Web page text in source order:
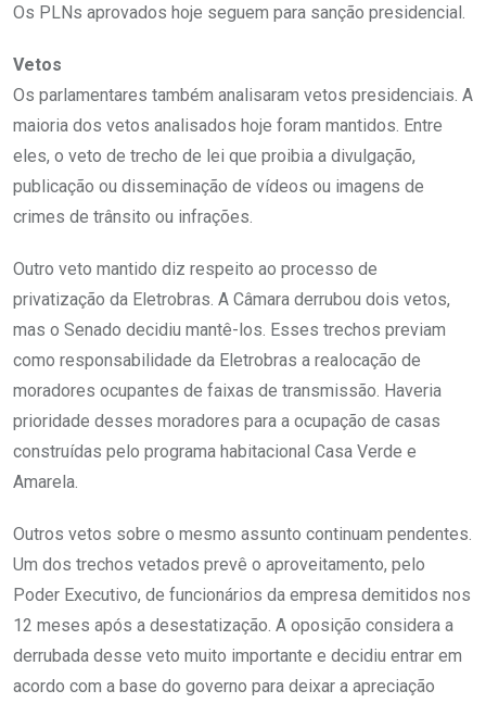
Os PLNs aprovados hoje seguem para sanção presidencial.
Vetos
Os parlamentares também analisaram vetos presidenciais. A
maioria dos vetos analisados hoje foram mantidos. Entre
eles, o veto de trecho de lei que proibia a divulgação,
publicação ou disseminação de vídeos ou imagens de
crimes de trânsito ou infrações.
Outro veto mantido diz respeito ao processo de
privatização da Eletrobras. A Câmara derrubou dois vetos,
mas o Senado decidiu mantê-los. Esses trechos previam
como responsabilidade da Eletrobras a realocação de
moradores ocupantes de faixas de transmissão. Haveria
prioridade desses moradores para a ocupação de casas
construídas pelo programa habitacional Casa Verde e
Amarela.
Outros vetos sobre o mesmo assunto continuam pendentes.
Um dos trechos vetados prevê o aproveitamento, pelo
Poder Executivo, de funcionários da empresa demitidos nos
12 meses após a desestatização. A oposição considera a
derrubada desse veto muito importante e decidiu entrar em
acordo com a base do governo para deixar a apreciação